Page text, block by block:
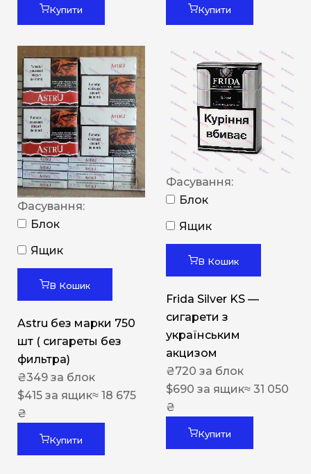
Купити Купити
Фасування:
Блок
Ящик
В Кошик
Astru без марки 750
шт ( сигареты без
фильтра)
₴349 за блок
$415 за ящик≈ 18 675
₴
Купити
Фасування:
Блок
Ящик
В Кошик
Frida Silver KS —
сигарети з
українським
акцизом
₴720 за блок
$690 за ящик≈ 31 050
₴
Купити